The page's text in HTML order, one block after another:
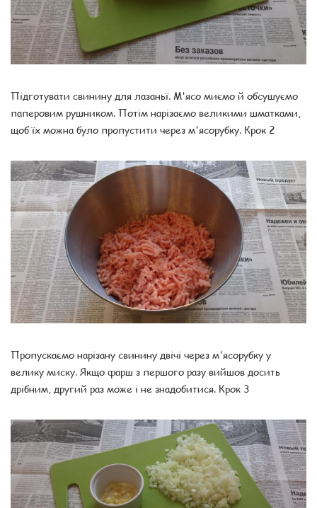
Підготувати свинину для лазаньї. М'ясо миємо й обсушуємо
паперовим рушником. Потім нарізаємо великими шматками,
щоб їх можна було пропустити через м'ясорубку. Крок 2
Пропускаємо нарізану свинину двічі через м'ясорубку у
велику миску. Якщо фарш з першого разу вийшов досить
дрібним, другий раз може і не знадобитися. Крок 3